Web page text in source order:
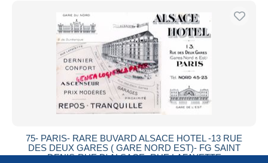
75- PARIS- RARE BUVARD ALSACE HOTEL -13 RUE
DES DEUX GARES ( GARE NORD EST)- FG SAINT
DENIS-RUE D' ALSACE- RUE LAFAYETTE